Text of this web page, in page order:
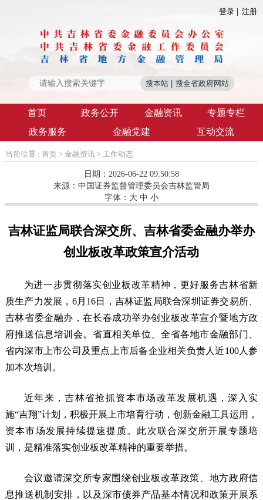
登录 注册
首页 政务公开 金融资讯
专题专栏
政务服务
金融党建 互动交流
当前位置 : 首页 > 金融资讯> 工作动态
日期：2026-06-22 09:50:58
来源： 中国证券监督管理委员会吉林监管局
字体： 大 中 小
吉林证监局联合深交所、吉林省委金融办举办
创业板改革政策宣介活动
为进一步贯彻落实创业板改革精神，更好服务吉林省新
质生产力发展，6月16日，吉林证监局联合深圳证券交易所、
吉林省委金融办，在长春成功举办创业板改革宣介暨地方政
府推送信息培训会。省直相关单位、全省各地市金融部门、
省内深市上市公司及重点上市后备企业相关负责人近100人参
加本次培训。
近年来，吉林省抢抓资本市场改革发展机遇，深入实
施“吉翔”计划，积极开展上市培育行动，创新金融工具运用，
资本市场发展持续提速提质。此次联合深交所开展专题培
训，是精准落实创业板改革精神的重要举措。
会议邀请深交所专家围绕创业板改革政策、地方政府信
息推送机制安排，以及深市债券产品基本情况和政策开展系